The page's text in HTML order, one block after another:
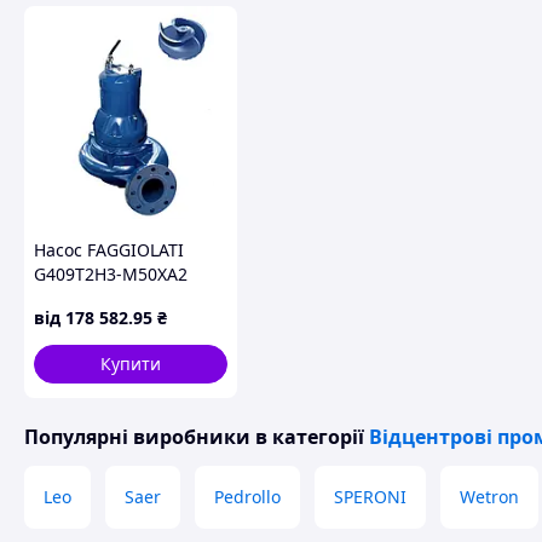
Насос FAGGIOLATI
G409T2H3-M50XA2
від 178 582.95 ₴
Купити
Популярні виробники в категорії Відцентрові
Leo Saer Pedrollo SPERONI Wetron